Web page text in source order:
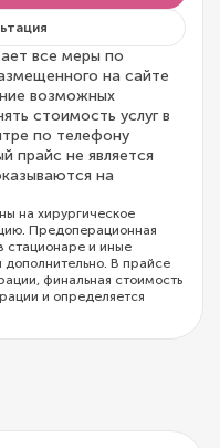
все меры по
на сайте
возможных
стоимость услуг в
по телефону
прайс не является
на
на хирургическое
Предоперационная
стационаре и иные
дополнительно. В прайсе
финальная стоимость
и определяется